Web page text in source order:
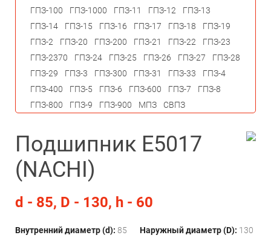
Подшипник E5017
(NACHI)
d - 85, D - 130, h - 60
Внутренний диаметр (d): 85
Наружный диаметр (D): 130
ГПЗ-100
ГПЗ-1000 ГПЗ-11 ГПЗ-12
ГПЗ-13
ГПЗ-14
ГПЗ-15 ГПЗ-16 ГПЗ-17 ГПЗ-18
ГПЗ-19
ГПЗ-2
ГПЗ-20 ГПЗ-200 ГПЗ-21 ГПЗ-22
ГПЗ-23
ГПЗ-2370
ГПЗ-24 ГПЗ-25 ГПЗ-26 ГПЗ-27
ГПЗ-28
ГПЗ-29
ГПЗ-3 ГПЗ-300 ГПЗ-31 ГПЗ-33
ГПЗ-4
ГПЗ-400
ГПЗ-5 ГПЗ-6 ГПЗ-600 ГПЗ-7
ГПЗ-8
ГПЗ-800
ГПЗ-9 ГПЗ-900 МПЗ СВПЗ